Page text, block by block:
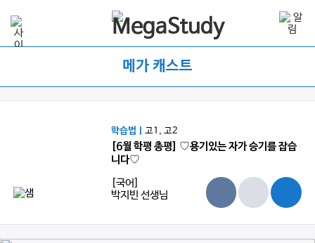
메가 캐스트
학습법 |고1, 고2
[6월 학평 총평] ♡용기있는 자가 승기를 잡습
니다♡
[국어]
박지빈 선생님